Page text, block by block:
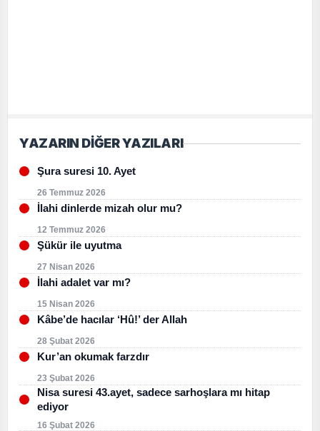
YAZARIN DİĞER YAZILARI
Şura suresi 10. Ayet
26 Temmuz 2026
İlahi dinlerde mizah olur mu?
12 Temmuz 2026
Şükür ile uyutma
27 Nisan 2026
İlahi adalet var mı?
15 Nisan 2026
Kâbe’de hacılar ‘Hû!’ der Allah
28 Şubat 2026
Kur’an okumak farzdır
23 Şubat 2026
Nisa suresi 43.ayet, sadece sarhoşlara mı hitap
ediyor
16 Şubat 2026